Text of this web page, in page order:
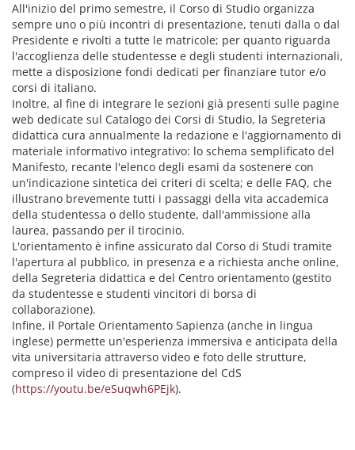
All'inizio del primo semestre, il Corso di Studio organizza
sempre uno o più incontri di presentazione, tenuti dalla o dal
Presidente e rivolti a tutte le matricole; per quanto riguarda
l'accoglienza delle studentesse e degli studenti internazionali,
mette a disposizione fondi dedicati per finanziare tutor e/o
corsi di italiano.
Inoltre, al fine di integrare le sezioni già presenti sulle pagine
web dedicate sul Catalogo dei Corsi di Studio, la Segreteria
didattica cura annualmente la redazione e l'aggiornamento di
materiale informativo integrativo: lo schema semplificato del
Manifesto, recante l'elenco degli esami da sostenere con
un'indicazione sintetica dei criteri di scelta; e delle FAQ, che
illustrano brevemente tutti i passaggi della vita accademica
della studentessa o dello studente, dall'ammissione alla
laurea, passando per il tirocinio.
L'orientamento è infine assicurato dal Corso di Studi tramite
l'apertura al pubblico, in presenza e a richiesta anche online,
della Segreteria didattica e del Centro orientamento (gestito
da studentesse e studenti vincitori di borsa di
collaborazione).
Infine, il Portale Orientamento Sapienza (anche in lingua
inglese) permette un'esperienza immersiva e anticipata della
vita universitaria attraverso video e foto delle strutture,
compreso il video di presentazione del CdS
(https://youtu.be/eSuqwh6PEjk).